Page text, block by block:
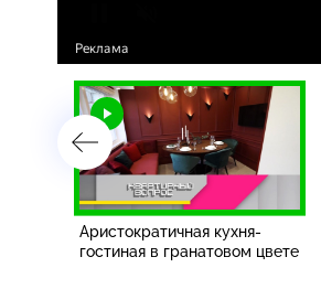
Аристократичная кухня-
гостиная в гранатовом цвете